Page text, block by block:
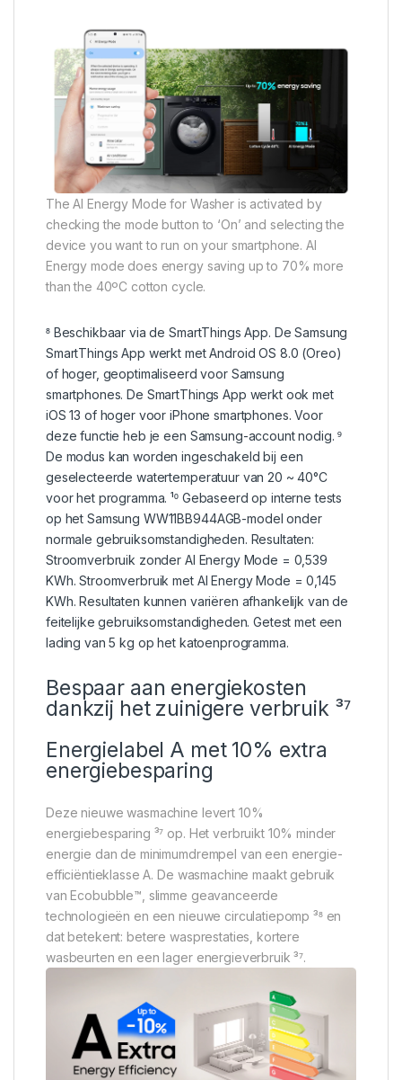
The AI ​​Energy Mode for Washer is activated by
checking the mode button to ‘On’ and selecting the
device you want to run on your smartphone. AI
Energy mode does energy saving up to 70% more
than the 40ºC cotton cycle.
⁸ Beschikbaar via de SmartThings App. De Samsung
SmartThings App werkt met Android OS 8.0 (Oreo)
of hoger, geoptimaliseerd voor Samsung
smartphones. De SmartThings App werkt ook met
iOS 13 of hoger voor iPhone smartphones. Voor
deze functie heb je een Samsung-account nodig. ⁹
De modus kan worden ingeschakeld bij een
geselecteerde watertemperatuur van 20 ~ 40°C
voor het programma. ¹⁰ Gebaseerd op interne tests
op het Samsung WW11BB944AGB-model onder
normale gebruiksomstandigheden. Resultaten:
Stroomverbruik zonder AI Energy Mode = 0,539
KWh. Stroomverbruik met AI Energy Mode = 0,145
KWh. Resultaten kunnen variëren afhankelijk van de
feitelijke gebruiksomstandigheden. Getest met een
lading van 5 kg op het katoenprogramma.
Bespaar aan energiekosten
dankzij het zuinigere verbruik ³⁷
Energielabel A met 10% extra
energiebesparing
Deze nieuwe wasmachine levert 10%
energiebesparing ³⁷ op. Het verbruikt 10% minder
energie dan de minimumdrempel van een energie-
efficiëntieklasse A. De wasmachine maakt gebruik
van Ecobubble™, slimme geavanceerde
technologieën en een nieuwe circulatiepomp ³⁸ en
dat betekent: betere wasprestaties, kortere
wasbeurten en een lager energieverbruik ³⁷.